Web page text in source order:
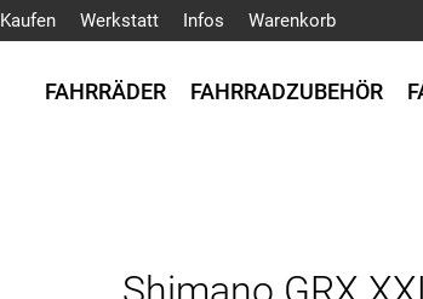
Kaufen Werkstatt Infos Warenkorb
FAHRRÄDER FAHRRADZUBEHÖR